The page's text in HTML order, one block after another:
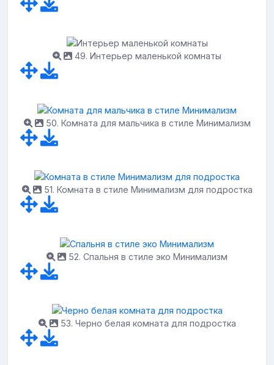
49. Интерьер маленькой комнаты
50. Комната для мальчика в стиле Минимализм
51. Комната в стиле Минимализм для подростка
52. Спальня в стиле эко Минимализм
53. Черно белая комната для подростка